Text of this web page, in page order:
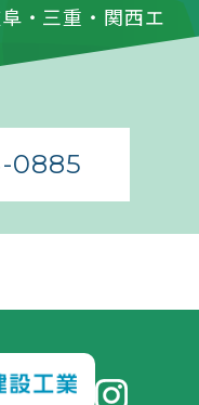
・三重・関西エ
0885